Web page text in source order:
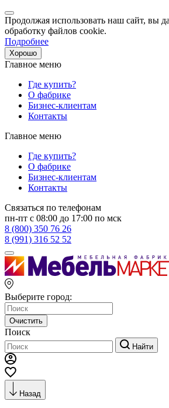
Продолжая использовать наш сайт, вы
обработку файлов cookie.
Подробнее
Хорошо
Главное меню
Где купить?
О фабрике
Бизнес-клиентам
Контакты
Главное меню
Где купить?
О фабрике
Бизнес-клиентам
Контакты
Связаться по телефонам
пн-пт с 08:00 до 17:00 по мск
8 (800) 350 76 26
8 (991) 316 52 52
Выберите город:
Очистить
Поиск
Найти
Назад